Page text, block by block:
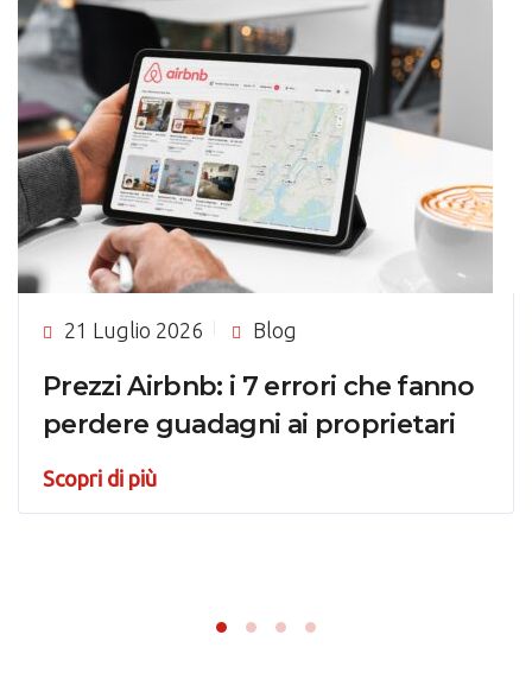
21 Luglio 2026 Blog
Prezzi Airbnb: i 7 errori che fanno
perdere guadagni ai proprietari
Scopri di più